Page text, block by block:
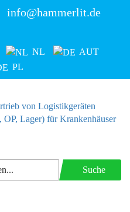
info@hammerlit.de
NL
AUT
PL
Suche